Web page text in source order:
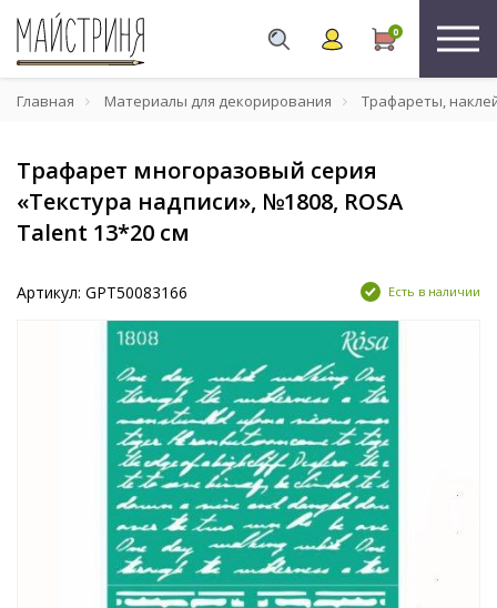
0
Главная Материалы для декорирования Трафареты,
Трафарет многоразовый серия
«Текстура надписи», №1808, ROSA
Talent 13*20 см
Артикул: GPT50083166 Есть в наличии